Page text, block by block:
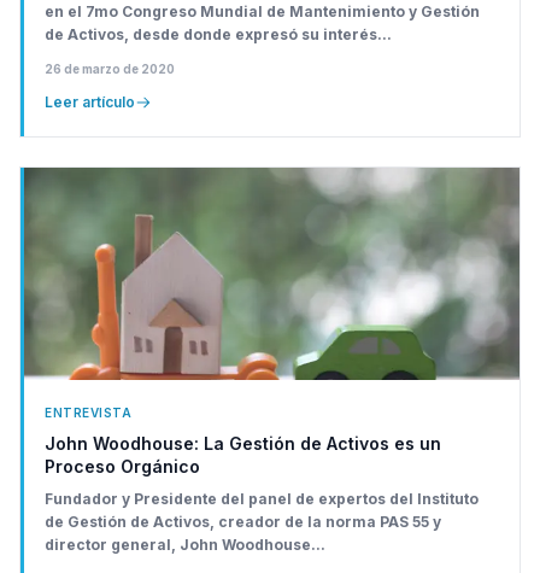
en el 7mo Congreso Mundial de Mantenimiento y Gestión
de Activos, desde donde expresó su interés...
26 de marzo de 2020
Leer artículo
ENTREVISTA
John Woodhouse: La Gestión de Activos es un
Proceso Orgánico
Fundador y Presidente del panel de expertos del Instituto
de Gestión de Activos, creador de la norma PAS 55 y
director general, John Woodhouse...